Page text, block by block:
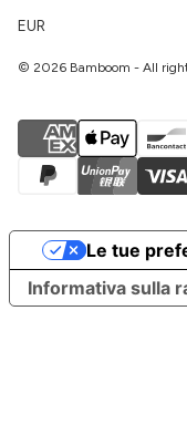
EUR
© 2026 Bamboom - All
Informativa sulla
Le tue